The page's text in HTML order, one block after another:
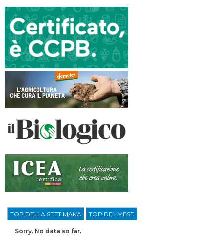
TOP DELLA SETTIMANA TOP DEL MESE
Sorry. No data so far.